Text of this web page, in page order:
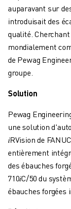
FORMATION ET
FANUC ACADEMY
SOLUTIONS POUR
SOLUTIONS POUR
WORLDSKILLS ET
ACTUALITÉS ET
ÉVÉNEMENTS
A PROPOS DE FANUC
A PROPOS DE FANUC
FANUC EN EUROPE
NOS SITES
DÉVELOPPEMENT
CARRIÈRE
auparavant sur
introduisait des
qualité.
mondialement
de Pewag
groupe.
Solution
Pewag
une solution
𝑖RVision de
entièrement
des ébauches
710𝑖C/50 du
ébauches forgées